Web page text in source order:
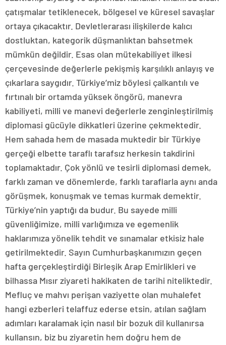
çatışmalar tetiklenecek, bölgesel ve küresel savaşlar
ortaya çıkacaktır. Devletlerarası ilişkilerde kalıcı
dostluktan, kategorik düşmanlıktan bahsetmek
mümkün değildir. Esas olan mütekabiliyet ilkesi
çerçevesinde değerlerle pekişmiş karşılıklı anlayış ve
çıkarlara saygıdır. Türkiye’miz böylesi çalkantılı ve
fırtınalı bir ortamda yüksek öngörü, manevra
kabiliyeti, milli ve manevi değerlerle zenginleştirilmiş
diplomasi gücüyle dikkatleri üzerine çekmektedir.
Hem sahada hem de masada muktedir bir Türkiye
gerçeği elbette taraflı tarafsız herkesin takdirini
toplamaktadır. Çok yönlü ve tesirli diplomasi demek,
farklı zaman ve dönemlerde, farklı taraflarla aynı anda
görüşmek, konuşmak ve temas kurmak demektir.
Türkiye’nin yaptığı da budur. Bu sayede milli
güvenliğimize, milli varlığımıza ve egemenlik
haklarımıza yönelik tehdit ve sınamalar etkisiz hale
getirilmektedir. Sayın Cumhurbaşkanımızın geçen
hafta gerçekleştirdiği Birleşik Arap Emirlikleri ve
bilhassa Mısır ziyareti hakikaten de tarihi niteliktedir.
Mefluç ve mahvı perişan vaziyette olan muhalefet
hangi ezberleri telaffuz ederse etsin, atılan sağlam
adımları karalamak için nasıl bir bozuk dil kullanırsa
kullansın, biz bu ziyaretin hem doğru hem de